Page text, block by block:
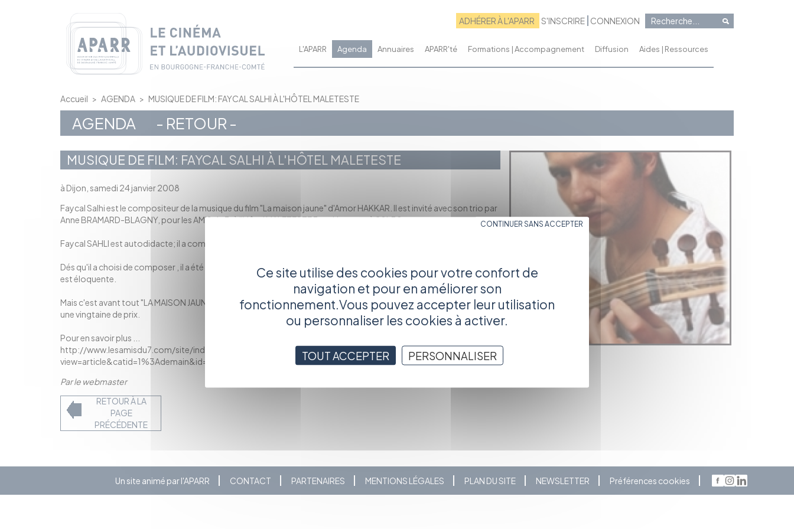
ADHÉRER À L'APARR S'INSCRIRE CONNEXION
L'APARR Agenda Annuaires APARR'té Formations | Accompagnement Diffusion Aides | Ressources
Accueil > AGENDA > MUSIQUE DE FILM: FAYCAL SALHI À L'HÔTEL MALETESTE
AGENDA - RETOUR -
MUSIQUE DE FILM: FAYCAL SALHI À L'HÔTEL MALETESTE
à Dijon, samedi 24 janvier 2008
Faycal Salhi est le compositeur de la musique du film "La maison jaune" d'Amor HAKKAR. Il est invité avec son trio par
Anne BRAMARD-BLAGNY, pour les AMIS du 7, à l'Hôtel MALETESTE 7 rue Hernoux, à 20h30.
Faycal SAHLI est autodidacte; il a commencé à jouer de l'oud à l'âge de 20 ans.
Dés qu'il a choisi de composer , il a été remarqué, et par les plus grands. La presse de son premier album, "Timgad"
est éloquente.
Mais c'est avant tout "LA MAISON JAUNE" qui lui a donné la chance d'une reconnaissance internationale, illustrée par
une vingtaine de prix.
Pour en savoir plus ...
http://www.lesamisdu7.com/site/index.php?
view=article&catid=1%3Ademain&id=28%3Afaycalsahli&option=com_content&Itemid=11
Par le webmaster
RETOUR À LA
PAGE
PRÉCÉDENTE
Un site animé par l'APARR CONTACT PARTENAIRES MENTIONS LÉGALES PLAN DU SITE NEWSLETTER Préférences cookies
Ce site utilise des cookies pour votre confort de
navigation et pour en améliorer son
fonctionnement.Vous pouvez accepter leur utilisation
ou personnaliser les cookies à activer.
TOUT ACCEPTER
CONTINUER SANS ACCEPTER
PERSONNALISER